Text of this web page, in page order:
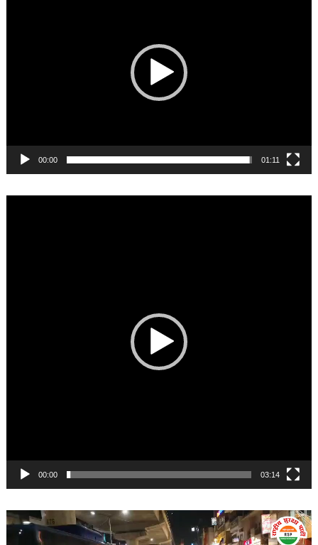
00:00 01:11
00:00 03:14
Video
Player